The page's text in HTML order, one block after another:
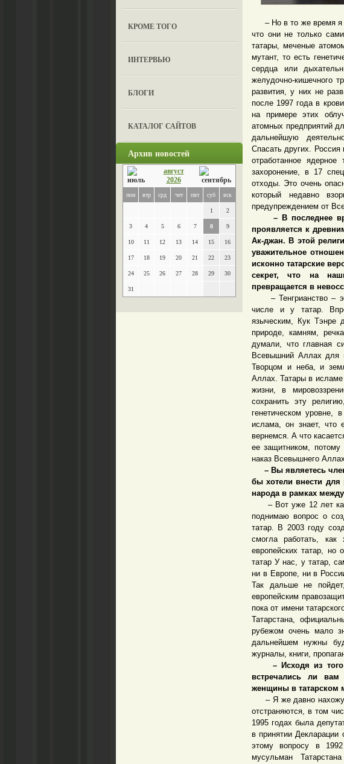
КРОМЕ ТОГО
ИНТЕРВЬЮ
БЛОГИ
КАТАЛОГ САЙТОВ
Архив новостей
август
2026
пон втр срд чет пят суб вск
1 2
3 4 5 6 7 8 9
10 11 12 13 14 15 16
17 18 19 20 21 22 23
24 25 26 27 28 29 30
31
– Но в то же время я
что они не только
татары, меченые
мутант, то есть
сердца или
желудочно-кишечного
развития, у них не
после 1997 года в
на примере этих
атомных предприятий
дальнейшую
Спасать других.
отработанное
захоронение, в 17
отходы. Это очень
который недавно
предупреждением от
– В последнее
проявляется к
Ак-джан. В этой
уважительное
исконно татарские
секрет, что на
превращается в
– Тенгрианство –
числе и у татар.
языческим, Кук Тэнре
природе, камням,
думали, что главная
Всевышний Аллах для
Творцом и неба, и
Аллах. Татары в исламе
жизни, в
сохранить эту
генетическом уровне,
ислама, он знает,
вернемся. А что
ее защитником,
наказ Всевышнего
– Вы являетесь
бы хотели внести для
народа в рамках
– Вот уже 12 лет как
поднимаю вопрос о
татар. В 2003 году
смогла работать,
европейских татар, но
татар У нас, у татар,
ни в Европе, ни в
Так дальше не
европейским
пока от имени
Татарстана,
рубежом очень мало
дальнейшем нужны
журналы, книги,
– Исходя из того
встречались ли вам
женщины в татарском
– Я же давно
отстраняются, в том
1995 годах была
в принятии Декларации
этому вопросу в
мусульман